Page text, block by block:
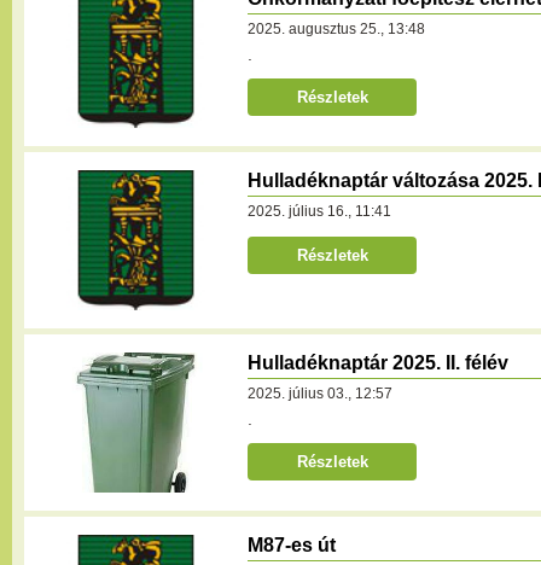
2025. augusztus 25., 13:48
Részletek
Hulladéknaptár változása 2025.
2025. július 16., 11:41
Részletek
Hulladéknaptár 2025. II. félév
2025. július 03., 12:57
Részletek
M87-es út